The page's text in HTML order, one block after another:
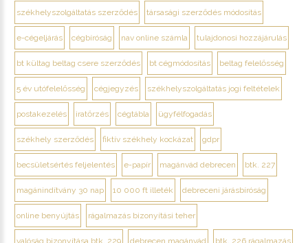
székhelyszolgáltatás szerződés társasági szerződés módosítás
e-cégeljárás cégbíróság nav online számla tulajdonosi hozzájárulás
bt kültag beltag csere szerződés bt cégmódosítás beltag felelősség
5 év utófelelősség cégjegyzés székhelyszolgáltatás jogi feltételek
postakezelés iratőrzés cégtábla ügyfélfogadás
székhely szerződés fiktív székhely kockázat gdpr
becsületsértés feljelentés e-papír magánvád debrecen btk. 227
magánindítvány 30 nap 10 000 ft illeték debreceni járásbíróság
online benyújtás rágalmazás bizonyítási teher